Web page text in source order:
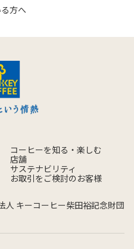
方へ
コーヒーを知る・楽しむ
店舗
サステナビリティ
お取引をご検討のお客様
人 キーコーヒー柴田裕記念財団